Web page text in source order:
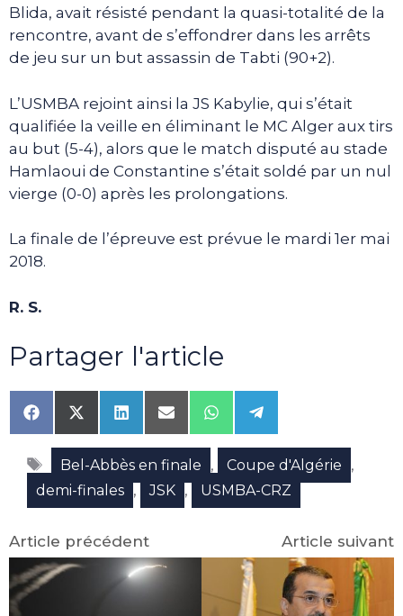
Blida, avait résisté pendant la quasi-totalité de la
rencontre, avant de s’effondrer dans les arrêts
de jeu sur un but assassin de Tabti (90+2).
L’USMBA rejoint ainsi la JS Kabylie, qui s’était
qualifiée la veille en éliminant le MC Alger aux tirs
au but (5-4), alors que le match disputé au stade
Hamlaoui de Constantine s’était soldé par un nul
vierge (0-0) après les prolongations.
La finale de l’épreuve est prévue le mardi 1er mai
2018.
R. S.
Partager l'article
Share
on
Facebook
Share
on
X
(Twitter)
Share
on
LinkedIn
Share
on
Email
Share
on
WhatsApp
Share
on
Telegram
Étiquettes
Bel-Abbès en finale , Coupe d'Algérie ,
demi-finales , JSK , USMBA-CRZ
Article précédent Article suivant